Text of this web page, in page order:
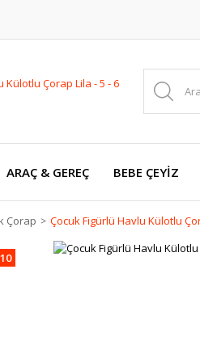
ARAÇ & GEREÇ BEBE ÇEYİZ
Çorap Çocuk Figürlü Havlu Külotlu